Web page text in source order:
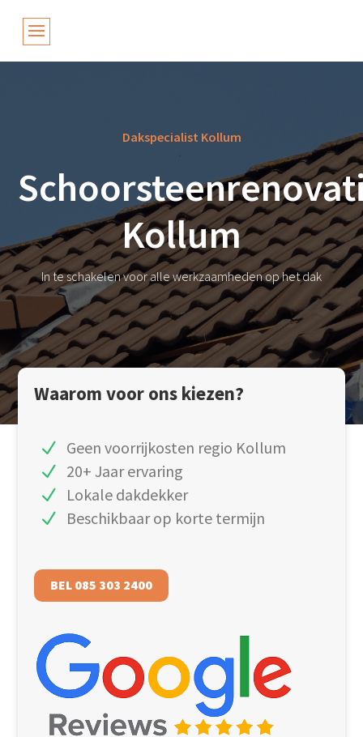
Dakspecialist Kollum
Kollum
In te schakelen voor alle werkzaamheden op het dak
Waarom voor ons kiezen?
Geen voorrijkosten regio Kollum
20+ Jaar ervaring
Lokale dakdekker
Beschikbaar op korte termijn
BEL 085 303 2400